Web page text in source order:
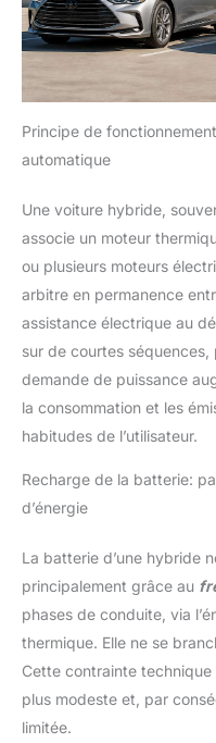
Principe de
automatique
Une voiture hybride,
associe un moteur
ou plusieurs moteurs
arbitre en permanence
assistance électrique au
sur de courtes
demande de puissance
la consommation et les
habitudes de l’utilisateur.
Recharge de la batterie:
d’énergie
La batterie d’une hybride
principalement grâce au
phases de conduite, via
thermique. Elle ne se
Cette contrainte
plus modeste et, par
limitée.